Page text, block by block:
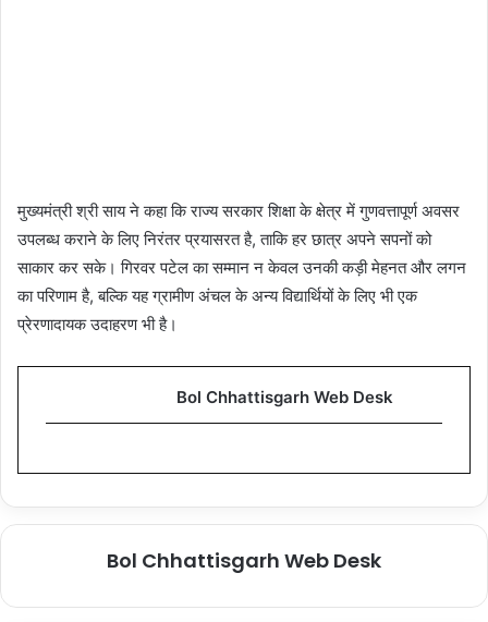
मुख्यमंत्री श्री साय ने कहा कि राज्य सरकार शिक्षा के क्षेत्र में गुणवत्तापूर्ण अवसर
उपलब्ध कराने के लिए निरंतर प्रयासरत है, ताकि हर छात्र अपने सपनों को
साकार कर सके। गिरवर पटेल का सम्मान न केवल उनकी कड़ी मेहनत और लगन
का परिणाम है, बल्कि यह ग्रामीण अंचल के अन्य विद्यार्थियों के लिए भी एक
प्रेरणादायक उदाहरण भी है।
Bol Chhattisgarh Web Desk
Bol Chhattisgarh Web Desk